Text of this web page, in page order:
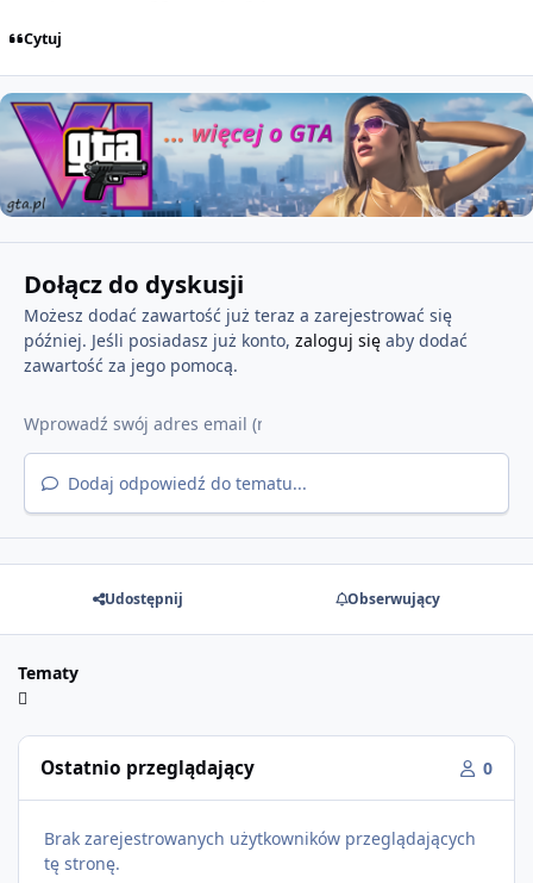
Cytuj
Dołącz do dyskusji
Możesz dodać zawartość już teraz a zarejestrować się
później. Jeśli posiadasz już konto, zaloguj sięaby dodać
zawartość za jego pomocą.
Dodaj odpowiedź do tematu...
Udostępnij Obserwujący
Tematy
Ostatnio przeglądający 0
Brak zarejestrowanych użytkowników przeglądających
tę stronę.